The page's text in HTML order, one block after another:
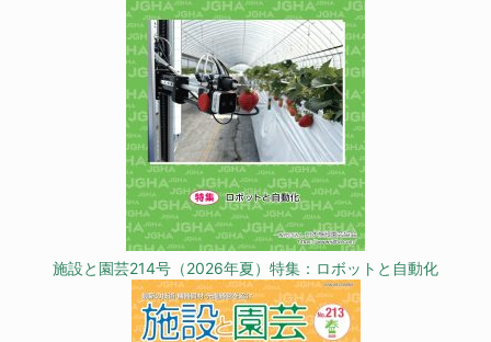
施設と園芸214号（2026年夏）特集：ロボットと自動化